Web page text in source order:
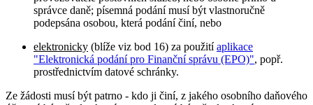
správce daně; písemná podání musí být vlastnoručně
podepsána osobou, která podání činí, nebo
elektronicky (blíže viz bod 16) za použitíaplikace
"Elektronická podání pro Finanční správu (EPO)", popř.
prostřednictvím datové schránky.
Ze žádosti musí být patrno - kdo ji činí, z jakého osobního daňového